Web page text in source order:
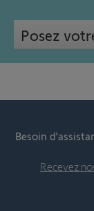
Posez
Besoin
Recevez